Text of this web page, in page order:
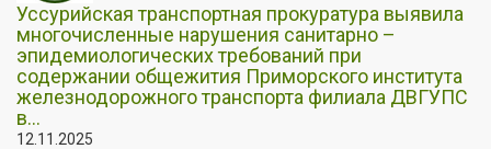
Уссурийская транспортная прокуратура выявила
многочисленные нарушения санитарно –
эпидемиологических требований при
содержании общежития Приморского института
железнодорожного транспорта филиала ДВГУПС
в...
12.11.2025